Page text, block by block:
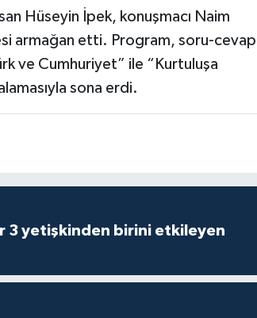
Hüseyin İpek, konuşmacı Naim
armağan etti. Program, soru-cevap
ve Cumhuriyet” ile “Kurtuluşa
sona erdi.
3 yetişkinden birini etkileyen